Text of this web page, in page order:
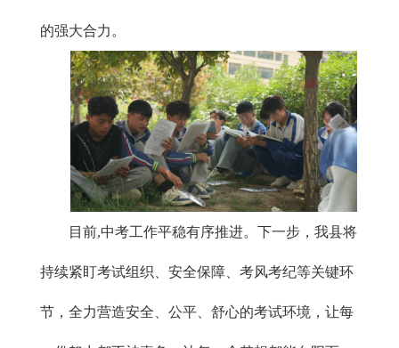
的强大合力。
目前,中考工作平稳有序推进。下一步，我县将
持续紧盯考试组织、安全保障、考风考纪等关键环
节，全力营造安全、公平、舒心的考试环境，让每